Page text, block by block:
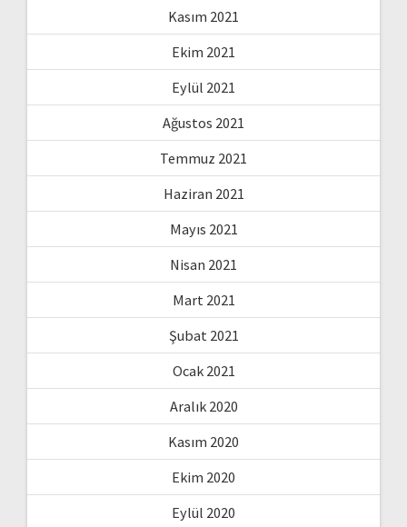
Kasım 2021
Ekim 2021
Eylül 2021
Ağustos 2021
Temmuz 2021
Haziran 2021
Mayıs 2021
Nisan 2021
Mart 2021
Şubat 2021
Ocak 2021
Aralık 2020
Kasım 2020
Ekim 2020
Eylül 2020